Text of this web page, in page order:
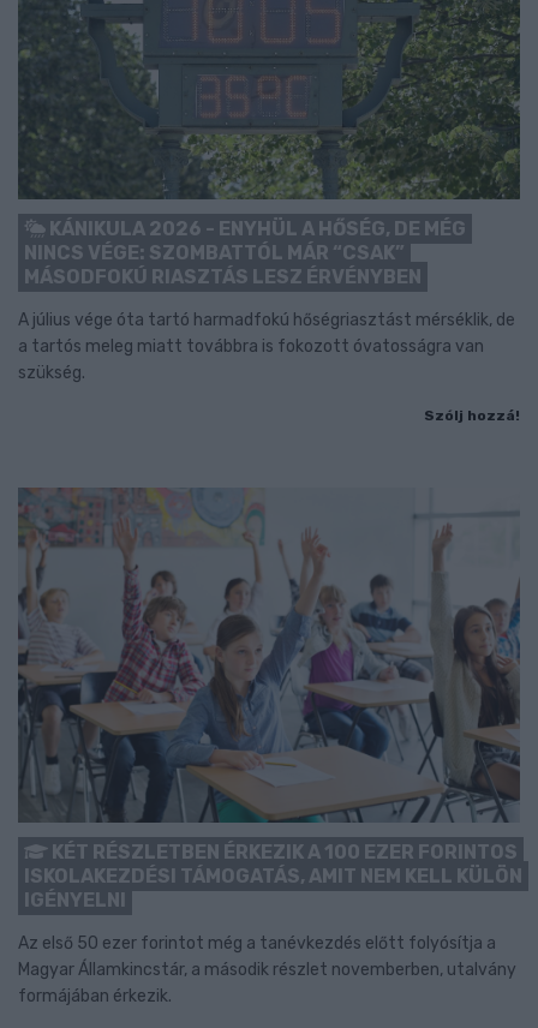
KÁNIKULA 2026 - ENYHÜL A HŐSÉG, DE MÉG
NINCS VÉGE: SZOMBATTÓL MÁR “CSAK”
MÁSODFOKÚ RIASZTÁS LESZ ÉRVÉNYBEN
A július vége óta tartó harmadfokú hőségriasztást mérséklik, de
a tartós meleg miatt továbbra is fokozott óvatosságra van
szükség.
Szólj hozzá!
KÉT RÉSZLETBEN ÉRKEZIK A 100 EZER FORINTOS
ISKOLAKEZDÉSI TÁMOGATÁS, AMIT NEM KELL KÜLÖN
IGÉNYELNI
Az első 50 ezer forintot még a tanévkezdés előtt folyósítja a
Magyar Államkincstár, a második részlet novemberben, utalvány
formájában érkezik.